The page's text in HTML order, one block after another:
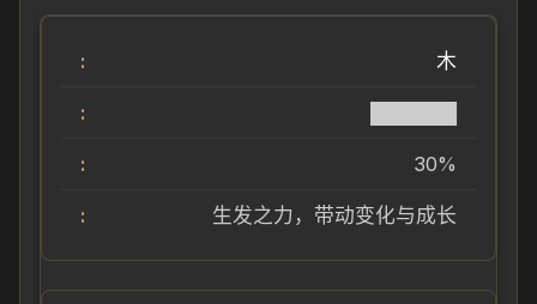
木
30%
生发之力，带动变化与成长